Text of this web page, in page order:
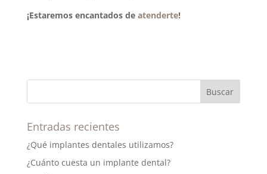
¡Estaremos encantados de atenderte!
Entradas recientes
¿Qué implantes dentales utilizamos?
¿Cuánto cuesta un implante dental?